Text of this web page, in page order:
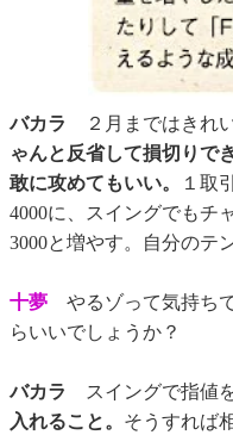
バカラ ２月まではきれ
ゃんと反省して損切りで
敢に攻めてもいい。
１取
4000に、スイングでもチ
3000と増やす。自分のテ
十夢 やるゾって気持ち
らいいでしょうか？
バカラ スイングで指値
入れること。 そうすれば